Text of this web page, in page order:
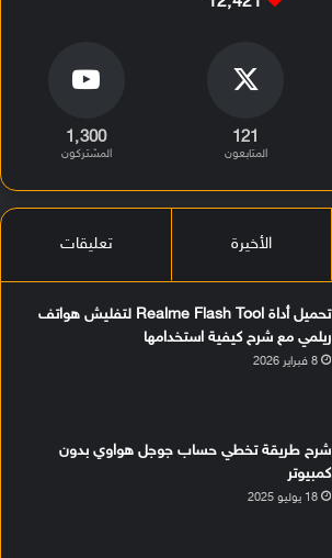
121
المتابعون
1٬300
المشتركون
الأخيرة تعليقات
تحميل أداة Realme Flash Tool لتفليش هواتف
ريلمي مع شرح كيفية استخدامها
8 فبراير 2026
شرح طريقة تخطي حساب جوجل هواوي بدون
كمبيوتر
18 يوليو 2025